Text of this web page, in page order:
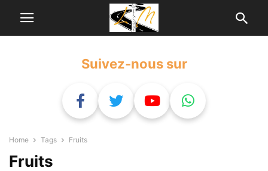
Suivez-nous sur
Home Tags Fruits
Fruits